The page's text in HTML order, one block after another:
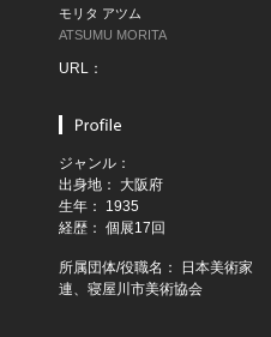
モリタ アツム
ATSUMU MORITA
URL：
ジャンル：
出身地： 大阪府
生年： 1935
経歴： 個展17回
所属団体/役職名： 日本美術家
連、寝屋川市美術協会